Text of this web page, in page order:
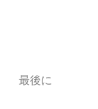
最後に